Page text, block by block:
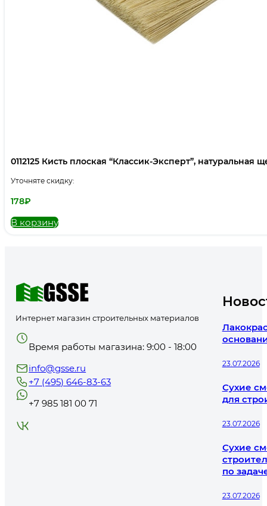
0112125 Кисть плоская “Классик-Эксперт”, натуральная
Уточняте скидку:
178₽
В корзину
Интернет магазин строительных материалов
Время работы магазина: 9:00 - 18:00
info@gsse.ru
+7 (495) 646-83-63
+7 985 181 00 71
23.07.2026
Сухие
для
23.07.2026
Сухие
по
23.07.2026